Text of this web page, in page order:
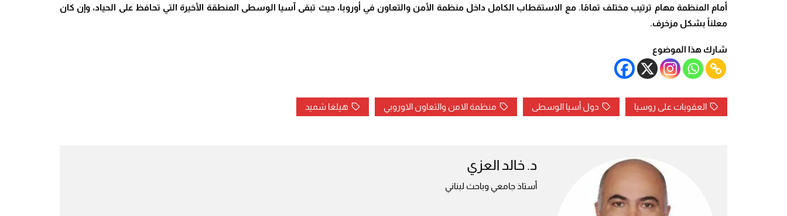
أمام المنظمة مهام ترتيب مختلف تمامًا. مع الاستقطاب الكامل داخل منظمة الأمن والتعاون في أوروبا، حيث تبقى آسيا الوسطى المنطقة الأخيرة التي تحافظ على الحياد، وإن كان
معلناً بشكل مزخرف.
شارك هذا الموضوع
العقوبات على روسيا دول أسيا الوسطى منظمة الامن والتعاون الاوروبي هيلغا شميد
د. خالد العزي
أستاذ جامعي وباحث لبناني